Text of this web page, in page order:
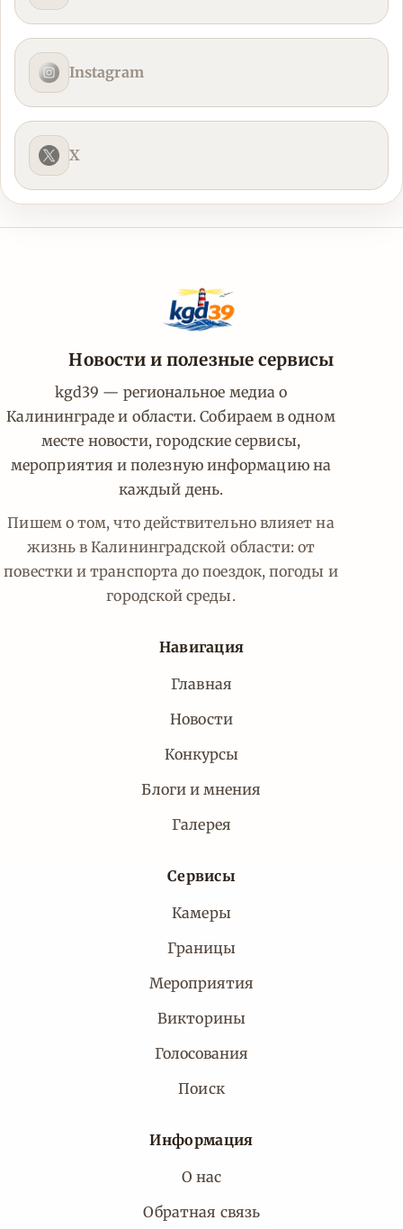
Instagram
X
Новости и полезные сервисы
kgd39 — региональное медиа о
Калининграде и области. Собираем в одном
месте новости, городские сервисы,
мероприятия и полезную информацию на
каждый день.
Пишем о том, что действительно влияет на
жизнь в Калининградской области: от
повестки и транспорта до поездок, погоды и
городской среды.
Навигация
Главная
Новости
Конкурсы
Блоги и мнения
Галерея
Сервисы
Камеры
Границы
Мероприятия
Викторины
Голосования
Поиск
Информация
О нас
Обратная связь